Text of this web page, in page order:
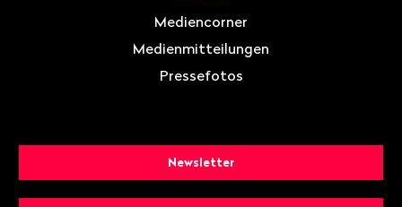
Mediencorner
Medienmitteilungen
Pressefotos
Newsletter